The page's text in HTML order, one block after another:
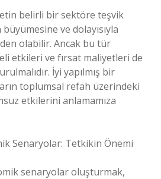
belirli bir sektöre teşvik
ve dolayısıyla
olabilir. Ancak bu tür
etkileri ve fırsat maliyetleri de
İyi yapılmış bir
toplumsal refah üzerindeki
etkilerini anlamamıza
Senaryolar: Tetkikin Önemi
senaryolar oluşturmak,